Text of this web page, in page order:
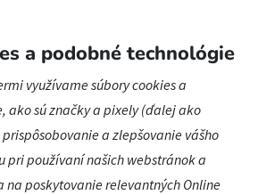
a podobné technológie
využívame súbory cookies a
ako sú značky a pixely (ďalej ako
prispôsobovanie a zlepšovanie vášho
pri používaní našich webstránok a
poskytovanie relevantných Online